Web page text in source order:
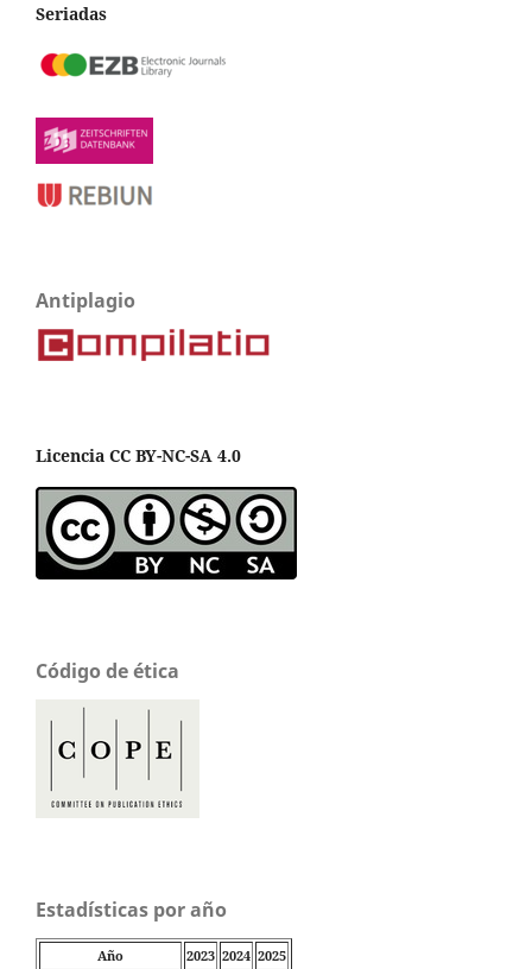
Seriadas
Antiplagio
Licencia CC BY-NC-SA 4.0
Código de ética
Estadísticas por año
Año 2023 2024 2025